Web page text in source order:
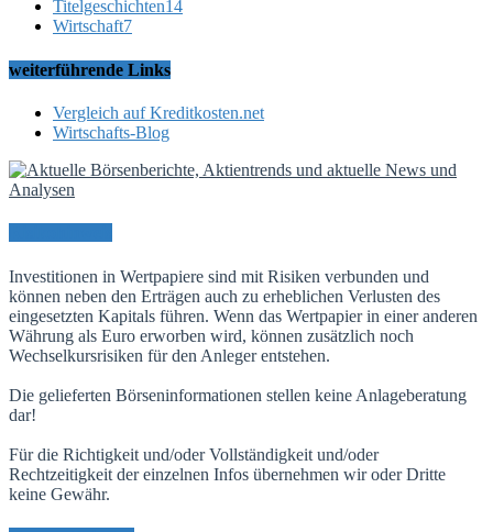
Titelgeschichten14
Wirtschaft7
weiterführende Links
Vergleich auf Kreditkosten.net
Wirtschafts-Blog
Investitionen in Wertpapiere sind mit Risiken verbunden und
können neben den Erträgen auch zu erheblichen Verlusten des
eingesetzten Kapitals führen. Wenn das Wertpapier in einer anderen
Währung als Euro erworben wird, können zusätzlich noch
Wechselkursrisiken für den Anleger entstehen.
Die gelieferten Börseninformationen stellen keine Anlageberatung
dar!
Für die Richtigkeit und/oder Vollständigkeit und/oder
Rechtzeitigkeit der einzelnen Infos übernehmen wir oder Dritte
keine Gewähr.